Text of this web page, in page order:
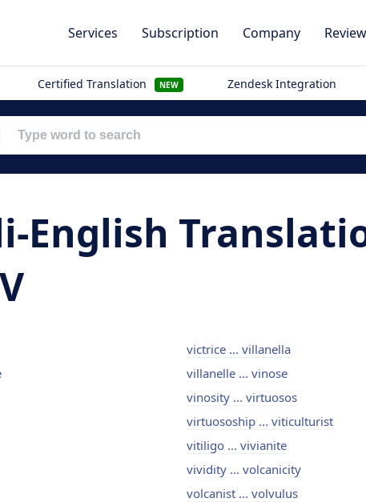
Services Subscription Company
Certified Translation NEW Zendesk Integration
English
victrice ... villanella
villanelle ... vinose
vinosity ... virtuosos
virtuosoship ... viticulturist
vitiligo ... vivianite
vividity ... volcanicity
volcanist ... volvulus